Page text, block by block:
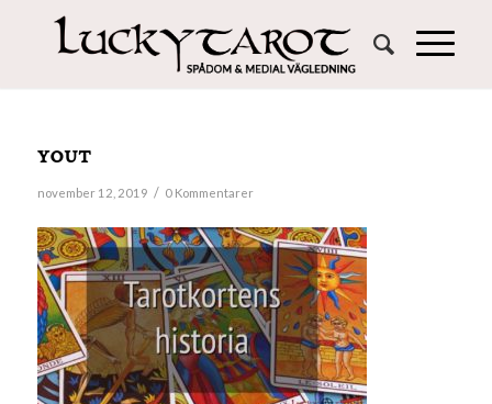
yout
november 12, 2019 / 0 Kommentarer